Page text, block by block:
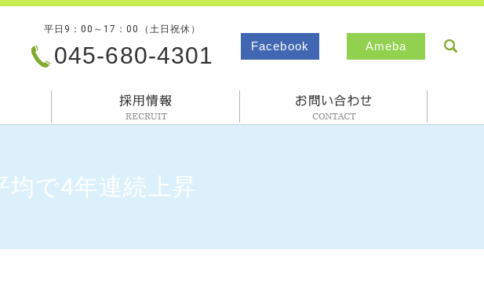
平日9：00～17：00（土日祝休）
045-680-4301 Facebook Ameba
均で4年連続上昇